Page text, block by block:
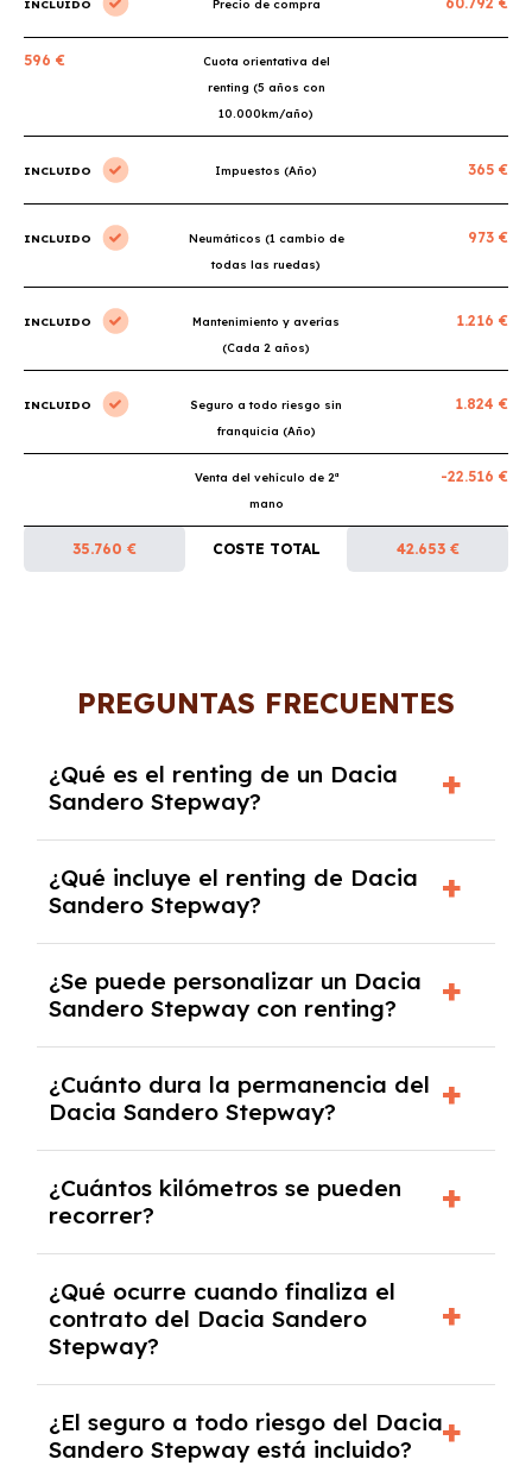
INCLUIDO Precio de compra
596 €
Cuota orientativa del
renting (5 años con
10.000km/año)
INCLUIDO Impuestos (Año) 365 €
INCLUIDO
Neumáticos (1 cambio de
todas las ruedas)
973 €
INCLUIDO
Mantenimiento y averías
(Cada 2 años)
1.216 €
INCLUIDO
Seguro a todo riesgo sin
franquicia (Año)
1.824 €
Venta del vehículo de 2ª
mano
-22.516 €
35.760 € COSTE TOTAL 42.653 €
PREGUNTAS FRECUENTES
¿Qué es el renting de un Dacia
Sandero Stepway?
contrato de alquiler a largo plazo en el que
pagas una cuota mensual fija por el uso del
coche durante un periodo determinado,
generalmente entre 2 y 5 años.
¿Qué incluye el renting de Dacia
Sandero Stepway?
seguro a todo riesgo, mantenimiento,
reparaciones, impuestos, asistencia en
carretera y gestión de la documentación.
¿Se puede personalizar un Dacia
Sandero Stepway con renting?
opciones y equipamiento adicional, siempre y
cuando lo pactes con la empresa de renting.
¿Cuánto dura la permanencia del
Dacia Sandero Stepway?
renting, que normalmente varía entre 2 y 5
años.
¿Cuántos kilómetros se pueden
recorrer?
contrato y puede variar entre 10,000 y
30,000 km anuales. Si excedes ese límite,
puede haber un cargo adicional.
¿Qué ocurre cuando finaliza el
contrato del Dacia Sandero
Stepway?
coche, renovarlo por uno nuevo o, en algunos
casos, comprarlo a un precio previamente
¿El seguro a todo riesgo del Dacia
Sandero Stepway está incluido?